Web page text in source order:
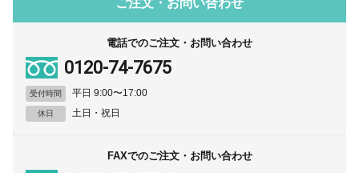
ご注文・お問い合わせ
電話でのご注文・お問い合わせ
0120-74-7675
受付時間 平日 9:00〜17:00
休日 土日・祝日
FAXでのご注文・お問い合わせ